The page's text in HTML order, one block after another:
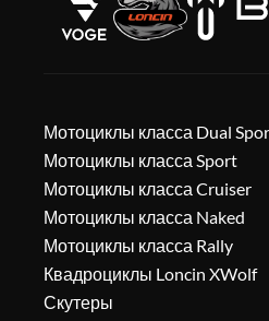
Мотоциклы класса Dual
Мотоциклы класса Sport
Мотоциклы класса Cruiser
Мотоциклы класса Naked
Мотоциклы класса Rally
Квадроциклы Loncin XWolf
Скутеры